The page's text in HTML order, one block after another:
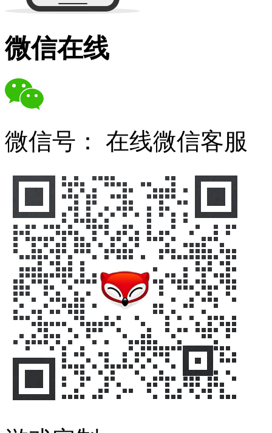
微信在线
微信号： 在线微信客服